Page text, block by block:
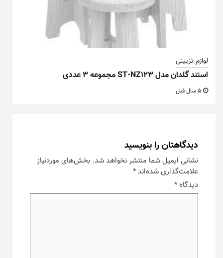
لوازم تزیینی
استند گلدان مدل ST-NZ123 مجموعه ۳ عددی
دیدگاهتان را بنویسید
نشانی ایمیل شما منتشر نخواهد شد. بخش‌های موردنیاز
علامت‌گذاری شده‌اند*
دیدگاه*